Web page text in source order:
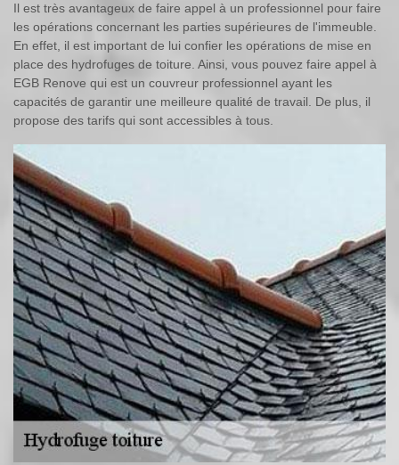
Il est très avantageux de faire appel à un professionnel pour faire
les opérations concernant les parties supérieures de l'immeuble.
En effet, il est important de lui confier les opérations de mise en
place des hydrofuges de toiture. Ainsi, vous pouvez faire appel à
EGB Renove qui est un couvreur professionnel ayant les
capacités de garantir une meilleure qualité de travail. De plus, il
propose des tarifs qui sont accessibles à tous.